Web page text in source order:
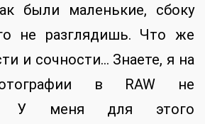
были маленькие, сбоку
не разглядишь. Что же
и сочности… Знаете, я на
в RAW не
У меня для этого